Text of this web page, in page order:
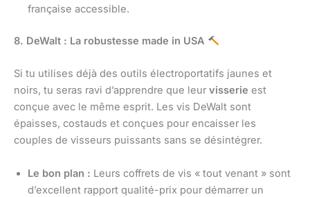
française accessible.
8. DeWalt : La robustesse made in USA
Si tu utilises déjà des outils électroportatifs jaunes et
noirs, tu seras ravi d’apprendre que leur visserie est
conçue avec le même esprit. Les vis DeWalt sont
épaisses, costauds et conçues pour encaisser les
couples de visseurs puissants sans se désintégrer.
Le bon plan : Leurs coffrets de vis « tout venant » sont
d’excellent rapport qualité-prix pour démarrer un